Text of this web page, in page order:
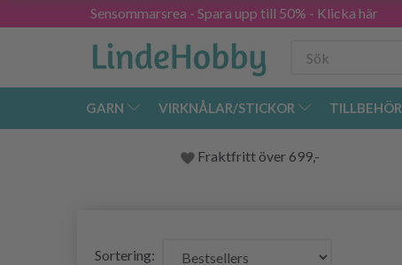
Sensommarsrea - Spara upp till 50% - Klicka här
GARN VIRKNÅLAR/STICKOR TILLBEHÖR
Fraktfritt över 699,-
Sortering: